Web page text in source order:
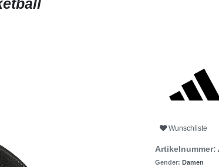
Wunschliste
Artikelnummer:
Gender: Damen